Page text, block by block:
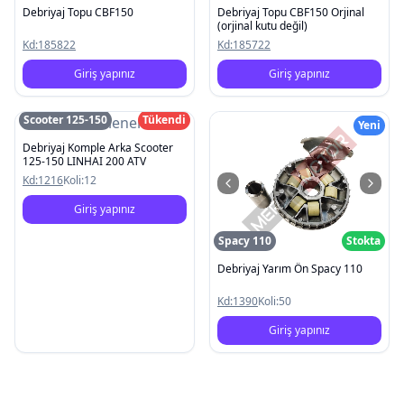
Debriyaj Topu CBF150
Kd:185822
Giriş yapınız
Debriyaj Topu CBF150 Orjinal
(orjinal kutu değil)
Kd:185722
Giriş yapınız
Resim Yüklenemedi
Scooter 125-150
Tükendi
Debriyaj Komple Arka Scooter
125-150 LINHAI 200 ATV
Kd:1216Koli:12
Giriş yapınız
Yeni
Spacy 110
Stokta
Debriyaj Yarım Ön Spacy 110
Kd:1390Koli:50
Giriş yapınız